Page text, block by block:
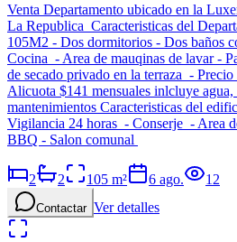
Venta Departamento ubicado en la
La Republica Caracteristicas del
105M2 - Dos dormitorios - Dos baños
Cocina - Area de mauqinas de lavar -
de secado privado en la terraza -
Alicuota $141 mensuales inlcluye
mantenimientos Caracteristicas del
Vigilancia 24 horas - Conserje - Area
BBQ - Salon comunal
2 2 105 m² 6 ago. 12
Contactar Ver detalles